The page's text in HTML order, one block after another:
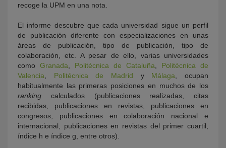
recoge la UPM en una nota.
El informe descubre que cada universidad sigue un perfil
de publicación diferente con especializaciones en unas
áreas de publicación, tipo de publicación, tipo de
colaboración, etc. A pesar de ello, varias universidades
como Granada Politécnica de Cataluña
Politécnica de
Valencia
Politécnica de Madrid y Málaga , ocupan
habitualmente las primeras posiciones en muchos de los
ranking calculados (publicaciones realizadas, citas
recibidas, publicaciones en revistas, publicaciones en
congresos, publicaciones en colaboración nacional e
internacional, publicaciones en revistas del primer cuartil,
índice h e índice g, entre otros).